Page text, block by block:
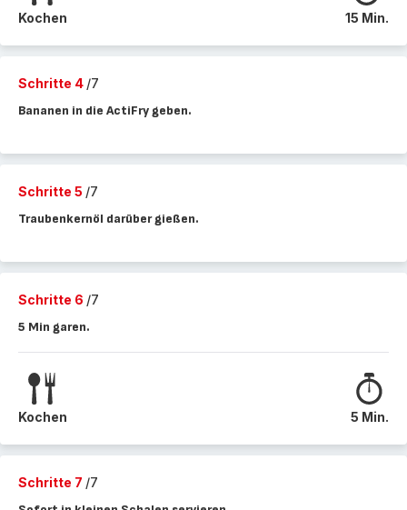
Kochen 15 Min.
Schritte 4 /7
Bananen in die ActiFry geben.
Schritte 5 /7
Traubenkernöl darüber gießen.
Schritte 6 /7
5 Min garen.
Kochen 5 Min.
Schritte 7 /7